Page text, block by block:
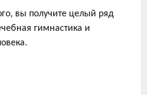
вы получите целый ряд
гимнастика и